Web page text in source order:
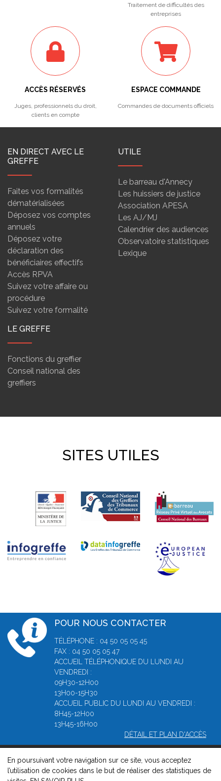
Traitement de difficultés des
entreprises
ACCÈS RÉSERVÉS
Juges, professionnels du droit,
clients en compte
ESPACE COMMANDE
Commandes de documents officiels
EN DIRECT AVEC LE
GREFFE
Faites vos formalités
dématérialisées
Déposez vos comptes
annuels
Déposez votre
déclaration des
bénéficiaires effectifs
Accès RPVA
Suivez votre affaire ou
procédure
Suivez votre formalité
UTILE
Le barreau d'Annecy
Les huissiers de justice
Association APESA
Les AJ/MJ
Calendrier des audiences
Observatoire statistiques
Lexique
LE GREFFE
Fonctions du greffier
Conseil national des
greffiers
SITES UTILES
POUR NOUS CONTACTER
TÉLÉPHONE : 04 50 05 05 45
FAX : 04 50 05 05 47
ACCUEIL TÉLÉPHONIQUE DU LUNDI AU
VENDREDI :
09H30-12H00
13H00-15H30
ACCUEIL PUBLIC DU LUNDI AU VENDREDI :
8H45-12H00
13H45-16H00
DÉTAIL ET PLAN D'ACCÈS
© 2026, Greffe du Tribunal de Commerce d' Annecy -Mentions
légales-Contact -Gestion des cookies -Politique de
En poursuivant votre navigation sur ce site, vous acceptez
l’utilisation de cookies dans le but de réaliser des statistiques de